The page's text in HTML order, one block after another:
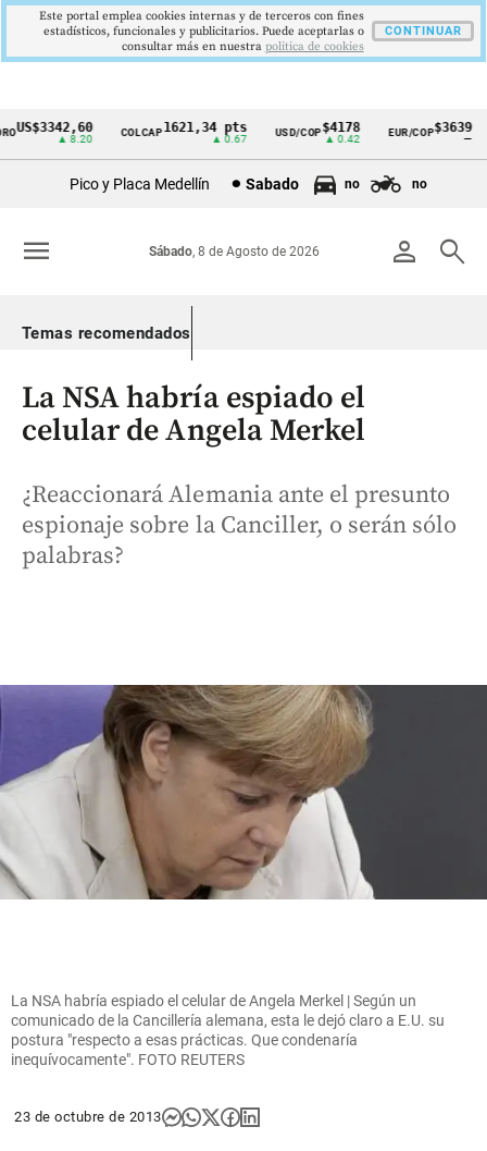
Cintillo
Colombia
US$3342,60
▲ 8.20
COLCAP1621,34 pts
▲ 0.67
USD/COP$4178
▲ 0.42
EUR/COP$3639
Pico y Placa Medellín Sabado no no
person search
Sábado, 8 de Agosto de 2026
menu
Temas recomendados
La NSA habría espiado el
celular de Angela Merkel
¿Reaccionará Alemania ante el presunto
espionaje sobre la Canciller, o serán sólo
palabras?
La NSA habría espiado el celular de Angela Merkel | Según un
comunicado de la Cancillería alemana, esta le dejó claro a E.U. su
postura "respecto a esas prácticas. Que condenaría
inequívocamente". FOTO REUTERS
23 de octubre de 2013
Este portal emplea cookies internas y de terceros con fines
estadísticos, funcionales y publicitarios. Puede aceptarlas o
consultar más en nuestra politica de cookies
CONTINUAR